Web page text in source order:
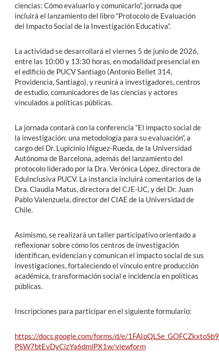
ciencias: Cómo evaluarlo y comunicarlo”, jornada que
incluirá el lanzamiento del libro “Protocolo de Evaluación
del Impacto Social de la Investigación Educativa”.
La actividad se desarrollará el viernes 5 de junio de 2026,
entre las 10:00 y 13:30 horas, en modalidad presencial en
el edificio de PUCV Santiago (Antonio Bellet 314,
Providencia, Santiago), y reunirá a investigadores, centros
de estudio, comunicadores de las ciencias y actores
vinculados a políticas públicas.
La jornada contará con la conferencia “El impacto social de
la investigación: una metodología para su evaluación”, a
cargo del Dr. Lupicinio Iñiguez-Rueda, de la Universidad
Autónoma de Barcelona, además del lanzamiento del
protocolo liderado por la Dra. Verónica López, directora de
EduInclusiva PUCV. La instancia incluirá comentarios de la
Dra. Claudia Matus, directora del CJE-UC, y del Dr. Juan
Pablo Valenzuela, director del CIAE de la Universidad de
Chile.
Asimismo, se realizará un taller participativo orientado a
reflexionar sobre cómo los centros de investigación
identifican, evidencian y comunican el impacto social de sus
investigaciones, fortaleciendo el vínculo entre producción
académica, transformación social e incidencia en políticas
públicas.
Inscripciones para participar en el siguiente formulario:
https://docs.google.com/forms/d/e/
PSW7btEvDyCizYa6dmlPX1w/viewform